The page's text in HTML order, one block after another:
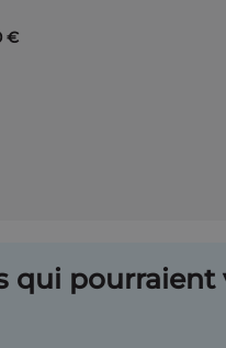
€
qui pourraient